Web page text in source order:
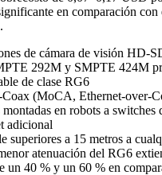
en comparación con
de cámara de visión HD-
292M y SMPTE 424M
de clase RG6
Coax (MoCA, Ethernet-over-
en robots a switches
adicional
superiores a 15 metros a
atenuación del RG6
un 40 % y un 60 % en